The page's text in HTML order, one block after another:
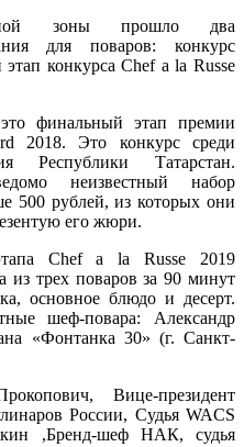
зоны прошло два
для поваров: конкурс
конкурса Chef a la Russe
финальный этап премии
2018. Это конкурс среди
Республики Татарстан.
неизвестный набор
500 рублей, из которых они
его жюри.
Chef a la Russe 2019
из трех поваров за 90 минут
основное блюдо и десерт.
шеф-повара: Александр
«Фонтанка 30» (г. Санкт-
Вице-президент
России, Судья WACS
,Бренд-шеф НАК, судья